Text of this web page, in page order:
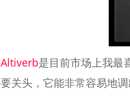
Altiverb是目前市场上我最
要关头，它能非常容易地调